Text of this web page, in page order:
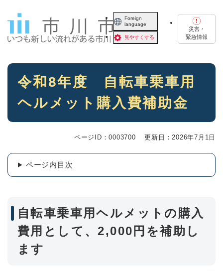
Foreign
language
見やすくする
災害・
緊急情報
本
令和8年度 自転車乗車用
ヘルメット購入費補助金
ページID：0003700 更新日：2026年7月1日
ページ内目次
自転車乗車用ヘルメットの購入
費用として、2,000円を補助し
ます